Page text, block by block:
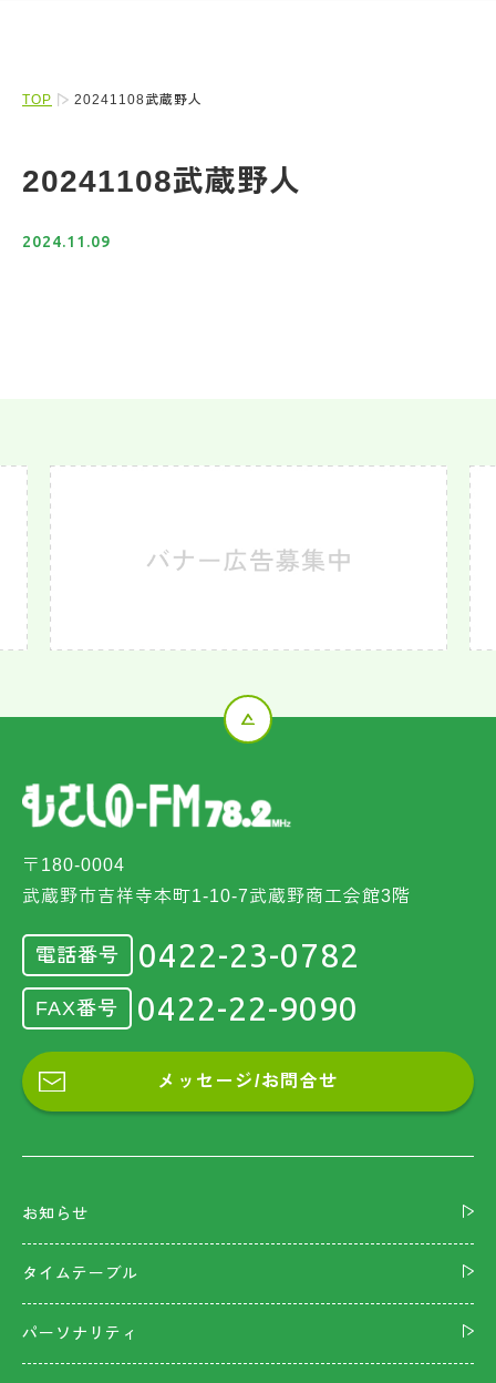
TOP 20241108武蔵野人
20241108武蔵野人
2024.11.09
〒180-0004
武蔵野市吉祥寺本町1-10-7武蔵野商工会館3階
電話番号 0422-23-0782
FAX番号 0422-22-9090
メッセージ/お問合せ
お知らせ
タイムテーブル
パーソナリティ